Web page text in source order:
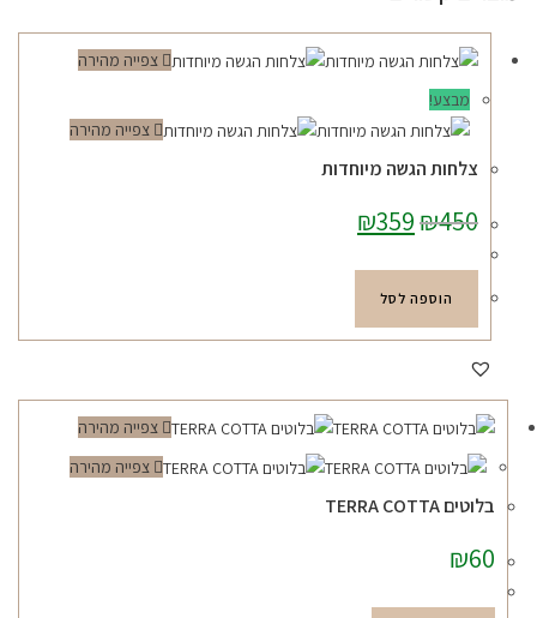
צפייה מהירה
מבצע!
צפייה מהירה
צלחות הגשה מיוחדות
₪450 המחיר
המקורי
₪450.
₪359 הנוכחי
₪359.
הוספה לסל
צפייה מהירה
צפייה מהירה
בלוטים TERRA COTTA
₪60